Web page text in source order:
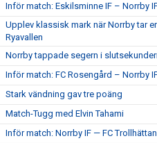
Inför match: Eskilsminne IF – Norrby
Upplev klassisk mark när Norrby tar
Ryavallen
Norrby tappade segern i
Inför match: FC Rosengård – Norrby
Stark vändning gav tre poäng
Match-Tugg med Elvin Tahami
Inför match: Norrby IF — FC Trollhättan